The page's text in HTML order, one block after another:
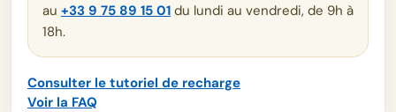
au +33 9 75 89 15 01 du lundi au vendredi, de 9h à
18h.
Consulter le tutoriel de recharge
Voir la FAQ